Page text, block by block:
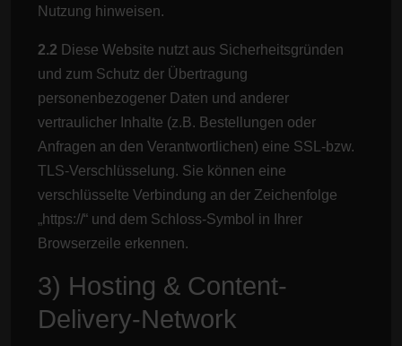
Nutzung hinweisen.
2.2 Diese Website nutzt aus Sicherheitsgründen
und zum Schutz der Übertragung
personenbezogener Daten und anderer
vertraulicher Inhalte (z.B. Bestellungen oder
Anfragen an den Verantwortlichen) eine SSL-bzw.
TLS-Verschlüsselung. Sie können eine
verschlüsselte Verbindung an der Zeichenfolge
„https://“ und dem Schloss-Symbol in Ihrer
Browserzeile erkennen.
3) Hosting & Content-
Delivery-Network